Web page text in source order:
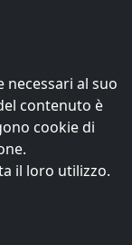
necessari al suo
contenuto è
cookie di
il loro utilizzo.